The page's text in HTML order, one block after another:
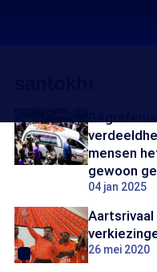
mensen
gewoon
04 jan 2025
26 mei 2020